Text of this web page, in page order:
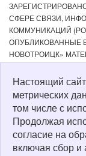
СФЕРЕ СВЯЗИ,
КОММУНИКАЦИЙ
ОПУБЛИКОВАННЫЕ
НОВОТРОИЦК»
ДОПУСКАЕТСЯ
ОБЯЗАТЕЛЬНОЙ
НЕСЕТ
МАТЕРИАЛОВ,
ТРУДА.
КОТОРЫЕ ДАНЫ
Настоящий
метрических
том числе с
Продолжая
согласие на
включая сбор и